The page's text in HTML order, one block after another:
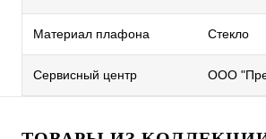
Материал плафона Стекло
Сервисный центр ООО